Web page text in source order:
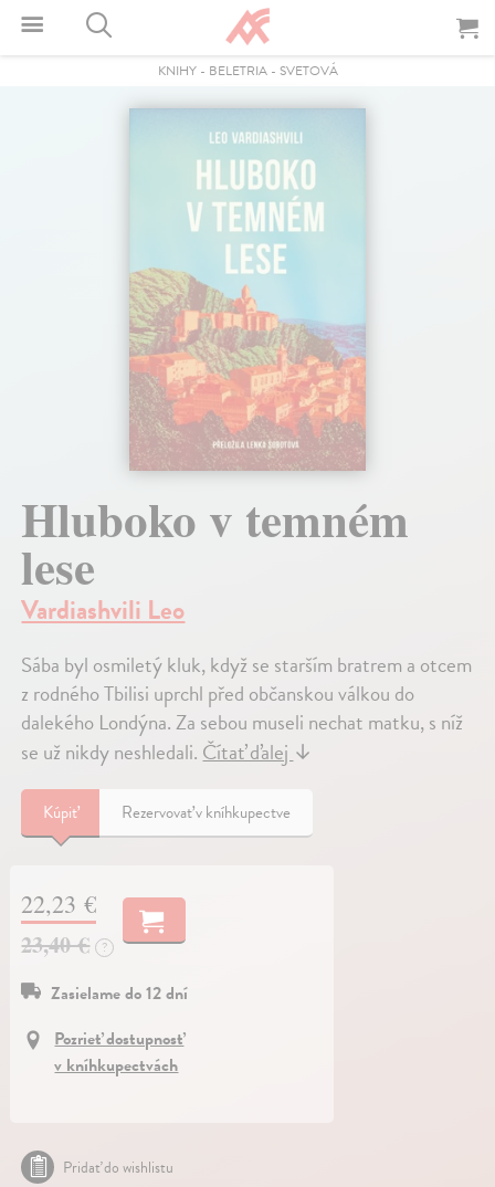
KNIHY- BELETRIA- SVETOVÁ
Hluboko v temném
lese
Vardiashvili Leo
Sába byl osmiletý kluk, když se starším bratrem a otcem
z rodného Tbilisi uprchl před občanskou válkou do
dalekého Londýna. Za sebou museli nechat matku, s níž
se už nikdy neshledali.Čítať ďalej↓
Kúpiť Rezervovať v kníhkupectve
22,23 €
23,40 €
?
Zasielame do 12 dní
Pozrieť dostupnosť
v kníhkupectvách
Pridať do wishlistu